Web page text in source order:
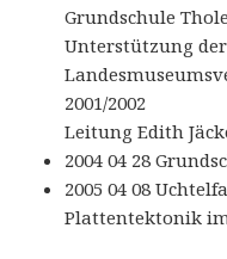
Grundschule
Unterstützung
2001/2002
Leitung Edith
2004 04 28
2005 04 08
Plattentektonik